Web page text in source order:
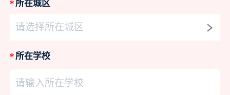
*所在城区
请选择所在城区
*所在学校
请输入所在学校